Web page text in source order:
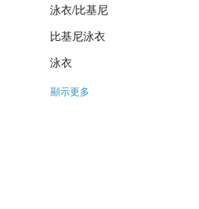
泳衣/比基尼
比基尼泳衣
泳衣
顯示更多